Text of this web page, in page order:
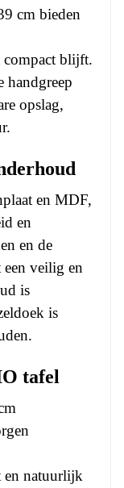
cm bieden
compact blijft.
handgreep
opslag,
en MDF,
en
en de
veilig en
is
is
tafel
en natuurlijk